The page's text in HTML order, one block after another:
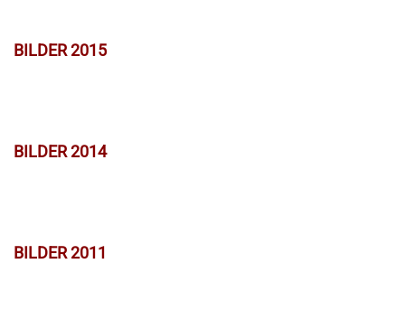
BILDER 2015
BILDER 2014
BILDER 2011